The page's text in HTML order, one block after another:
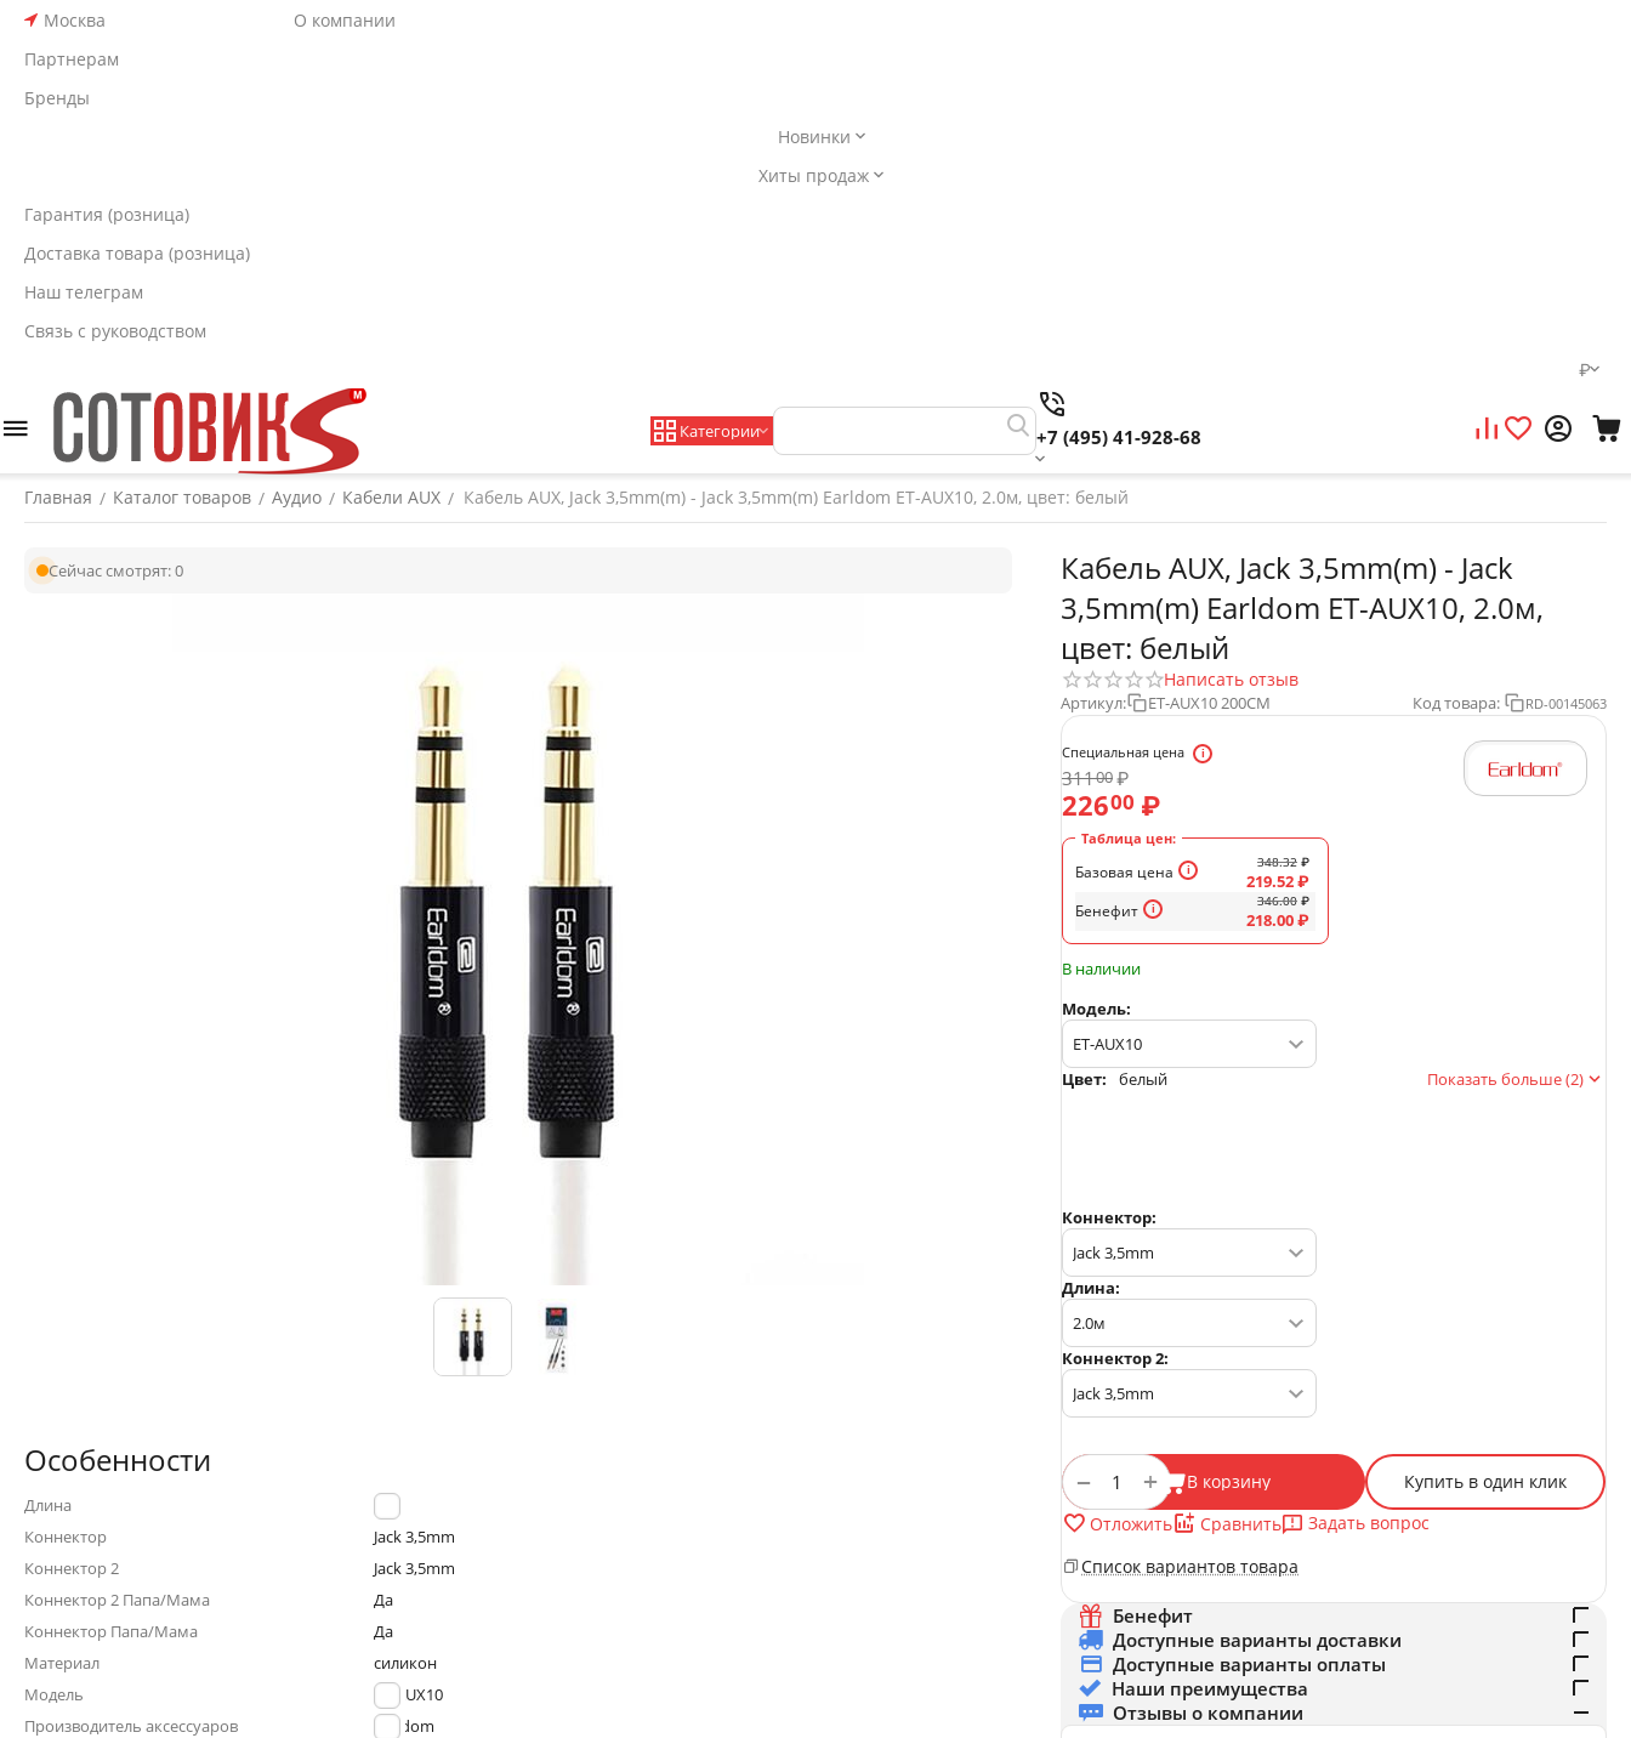
Москва
О компании
Партнерам
Бренды
Новинки
Хиты продаж
Гарантия (розница)
Доставка товара (розница)
Наш телеграм
Связь с руководством
₽
Категории +7 (495) 41-928-68
Главная / Каталог товаров / Аудио / Кабели AUX / Кабель AUX, Jack 3,5mm(m) - Jack 3,5mm(m) Earldom ET-AUX10, 2.0м, цвет: белый
Сейчас смотрят:0
Кабель AUX, Jack 3,5mm(m) - Jack
3,5mm(m) Earldom ET-AUX10, 2.0м,
цвет: белый
Написать отзыв
Артикул: ET-AUX10 200CM Код товара: RD-00145063
Специальная цена
31100₽
22600 ₽
Таблица цен:
Базовая цена
Бенефит
348.32 ₽
219.52₽
346.00 ₽
218.00₽
В наличии
Модель:
Цвет: белый Показать больше (2)
Коннектор:
Длина:
Коннектор 2:
+
− В корзину
Купить в один клик
Отложить
Сравнить
Задать вопрос
Список вариантов товара
Бенефит
Доступные варианты доставки
Доступные варианты оплаты
Наши преимущества
Отзывы о компании
Особенности
Длина
2.0м
Коннектор
Jack 3,5mm
Коннектор 2
Jack 3,5mm
Коннектор 2 Папа/Мама
Да
Коннектор Папа/Мама
Да
Материал
силикон
Модель
ET-AUX10
Производитель аксессуаров
Earldom